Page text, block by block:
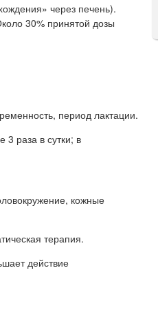
через печень).
30% принятой дозы
период лактации.
раза в сутки; в
кожные
терапия.
действие